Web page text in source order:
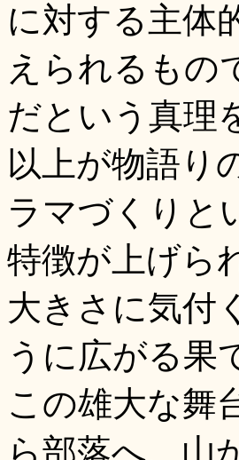
に対する主体
えられるもの
だという真理
以上が物語り
ラマづくりと
特徴が上げら
大きさに気付
うに広がる果
この雄大な舞
ら部落へ、山